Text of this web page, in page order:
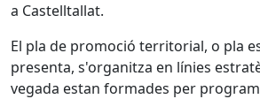
a Castelltallat.
El pla de promoció territorial, o pla
presenta, s'organitza en línies
vegada estan formades per